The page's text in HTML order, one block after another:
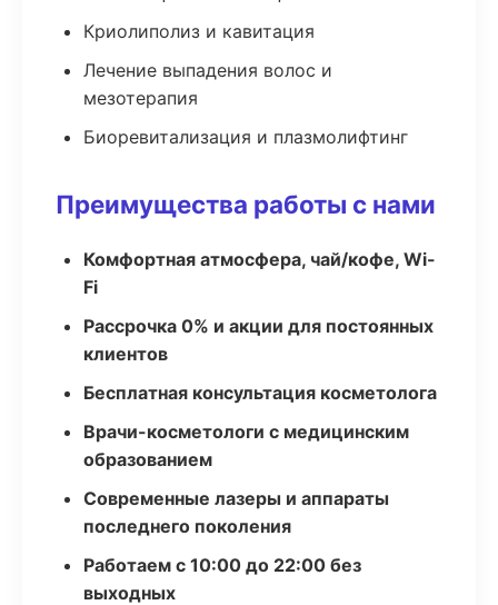
Криолиполиз и кавитация
Лечение выпадения волос и
мезотерапия
Биоревитализация и плазмолифтинг
Преимущества работы с нами
Комфортная атмосфера, чай/кофе, Wi-
Fi
Рассрочка 0% и акции для постоянных
клиентов
Бесплатная консультация косметолога
Врачи-косметологи с медицинским
образованием
Современные лазеры и аппараты
последнего поколения
Работаем с 10:00 до 22:00 без
выходных